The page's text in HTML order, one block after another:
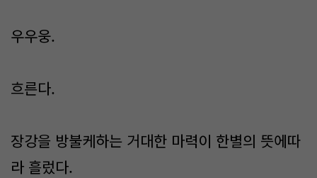
우우웅.
흐른다.
장강을 방불케하는 거대한 마력이 한별의 뜻에따
라 흘렀다.